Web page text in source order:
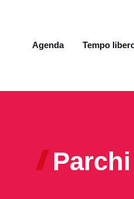
Agenda Tempo